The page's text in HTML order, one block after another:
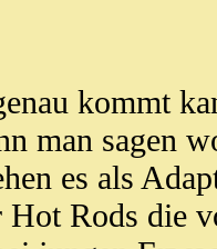
kommt
man sagen
es als
Hot Rods die